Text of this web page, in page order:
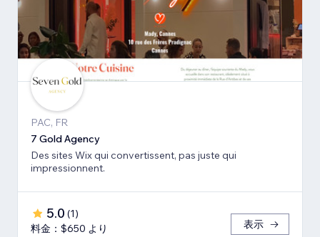
PAC, FR
7 Gold Agency
Des sites Wix qui convertissent, pas juste qui
impressionnent.
5.0 (1)
料金：$650 より
表示